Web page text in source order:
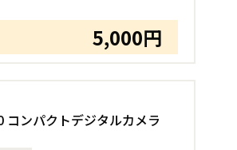
5,000円
コンパクトデジタルカメラ